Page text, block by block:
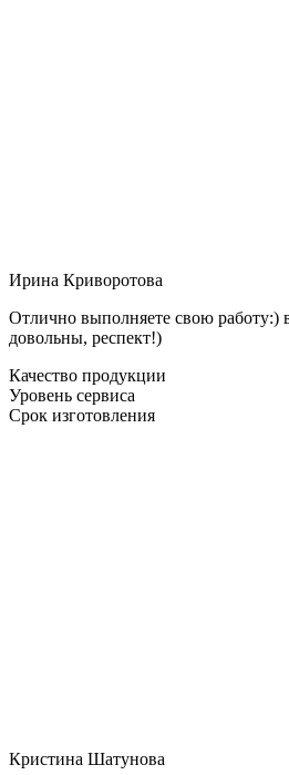
Ирина Криворотова
Отлично выполняете свою работу:)
довольны, респект!)
Качество продукции
Уровень сервиса
Срок изготовления
Кристина Шатунова